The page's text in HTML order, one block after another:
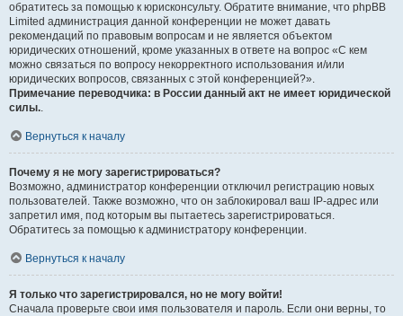
обратитесь за помощью к юрисконсульту. Обратите внимание, что phpBB
Limited администрация данной конференции не может давать
рекомендаций по правовым вопросам и не является объектом
юридических отношений, кроме указанных в ответе на вопрос «С кем
можно связаться по вопросу некорректного использования и/или
юридических вопросов, связанных с этой конференцией?».
Примечание переводчика: в России данный акт не имеет юридической
силы..
Вернуться к началу
Почему я не могу зарегистрироваться?
Возможно, администратор конференции отключил регистрацию новых
пользователей. Также возможно, что он заблокировал ваш IP-адрес или
запретил имя, под которым вы пытаетесь зарегистрироваться.
Обратитесь за помощью к администратору конференции.
Вернуться к началу
Я только что зарегистрировался, но не могу войти!
Сначала проверьте свои имя пользователя и пароль. Если они верны, то